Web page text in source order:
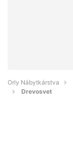
Orly Nábytkárstva
Drevosvet